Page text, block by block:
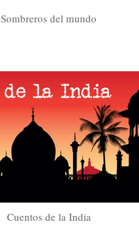
Sombreros del mundo
Cuentos de la India